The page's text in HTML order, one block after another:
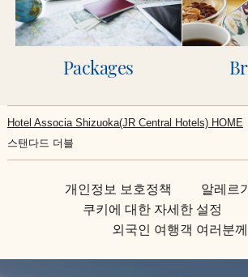
Packages
Hotel Associa Shizuoka(JR Central Hotels) HOME
스탠다드 더블
개인정보 보호정책
알레르
쿠키에 대한 자세한 설정
외국인 여행객 여러분